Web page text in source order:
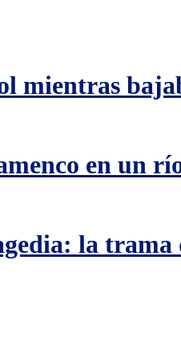
mientras
en un
la